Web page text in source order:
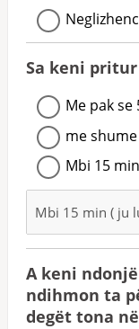
Sa keni
Me pak se
me
Mbi 15
A keni
ndihmon ta
degët tona